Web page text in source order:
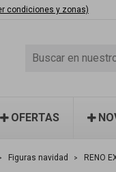
condiciones y zonas)
OFERTAS
Figuras navidad RENO